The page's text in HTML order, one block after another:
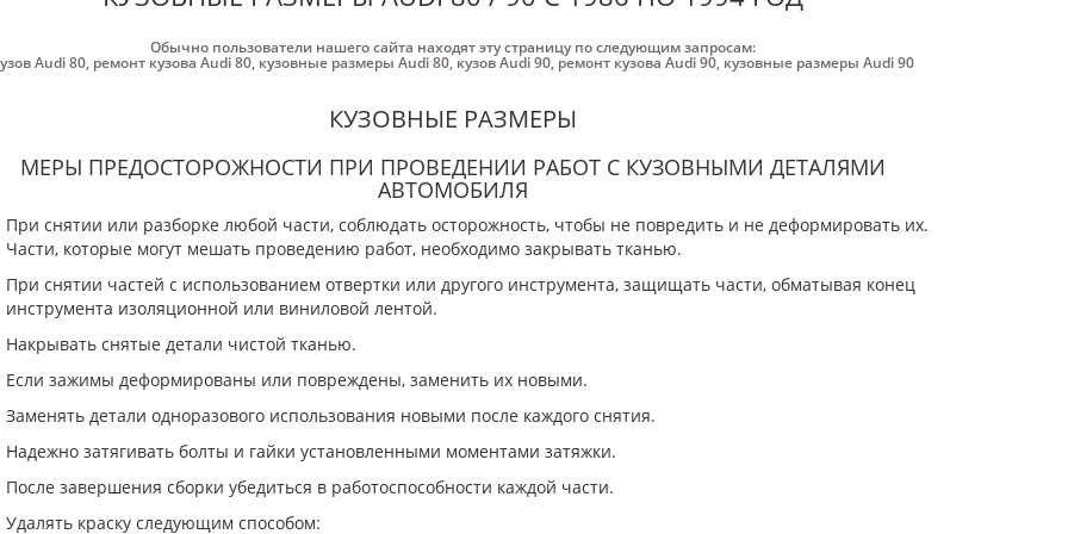
Обычно пользователи нашего сайта находят эту страницу по следующим запросам:
Audi 80, ремонт кузова Audi 80, кузовные размеры Audi 80, кузов Audi 90, ремонт кузова Audi 90, кузовные размеры Audi 90
КУЗОВНЫЕ РАЗМЕРЫ
МЕРЫ ПРЕДОСТОРОЖНОСТИ ПРИ ПРОВЕДЕНИИ РАБОТ С КУЗОВНЫМИ ДЕТАЛЯМИ
АВТОМОБИЛЯ
При снятии или разборке любой части, соблюдать осторожность, чтобы не повредить и не деформировать их.
Части, которые могут мешать проведению работ, необходимо закрывать тканью.
При снятии частей с использованием отвертки или другого инструмента, защищать части, обматывая конец
инструмента изоляционной или виниловой лентой.
Накрывать снятые детали чистой тканью.
Если зажимы деформированы или повреждены, заменить их новыми.
Заменять детали одноразового использования новыми после каждого снятия.
Надежно затягивать болты и гайки установленными моментами затяжки.
После завершения сборки убедиться в работоспособности каждой части.
Удалять краску следующим способом: